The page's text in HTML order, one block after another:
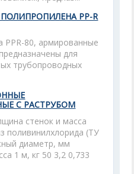
PP-R
PPR-80, армированные
для
трубопроводных
С РАСТРУБОМ
стенок и масса
поливинилхлорида (ТУ
диаметр, мм
1 м, кг 50 3,2 0,733